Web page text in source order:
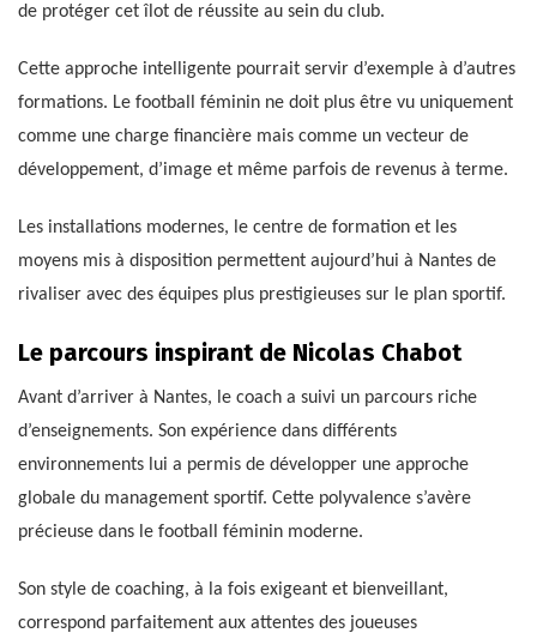
de protéger cet îlot de réussite au sein du club.
Cette approche intelligente pourrait servir d’exemple à d’autres
formations. Le football féminin ne doit plus être vu uniquement
comme une charge financière mais comme un vecteur de
développement, d’image et même parfois de revenus à terme.
Les installations modernes, le centre de formation et les
moyens mis à disposition permettent aujourd’hui à Nantes de
rivaliser avec des équipes plus prestigieuses sur le plan sportif.
Le parcours inspirant de Nicolas Chabot
Avant d’arriver à Nantes, le coach a suivi un parcours riche
d’enseignements. Son expérience dans différents
environnements lui a permis de développer une approche
globale du management sportif. Cette polyvalence s’avère
précieuse dans le football féminin moderne.
Son style de coaching, à la fois exigeant et bienveillant,
correspond parfaitement aux attentes des joueuses